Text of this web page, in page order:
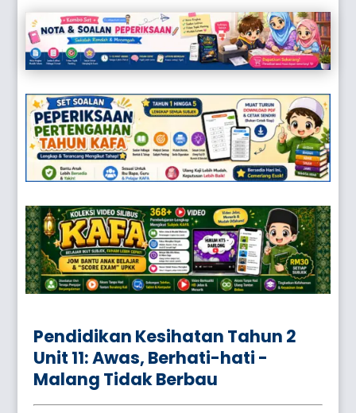
Pendidikan Kesihatan Tahun 2
Unit 11: Awas, Berhati-hati -
Malang Tidak Berbau